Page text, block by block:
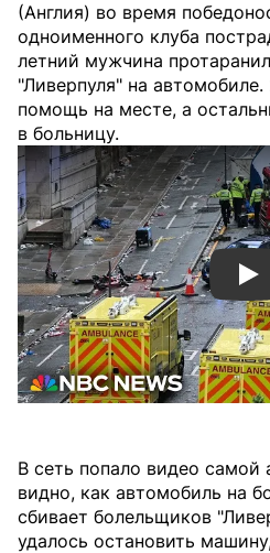
(Англия) во время
одноименного клуба
летний мужчина
"Ливерпуля" на
помощь на месте, а
в больницу.
В сеть попало видео самой
видно, как автомобиль на
сбивает болельщиков
удалось остановить